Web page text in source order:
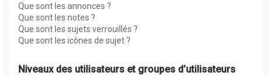
Que sont les annonces ?
Que sont les notes ?
Que sont les sujets verrouillés ?
Que sont les icônes de sujet ?
Niveaux des utilisateurs et groupes d’utilisateurs